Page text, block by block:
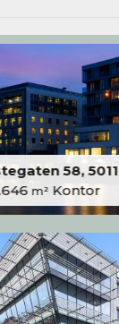
58, 5011
m² Kontor